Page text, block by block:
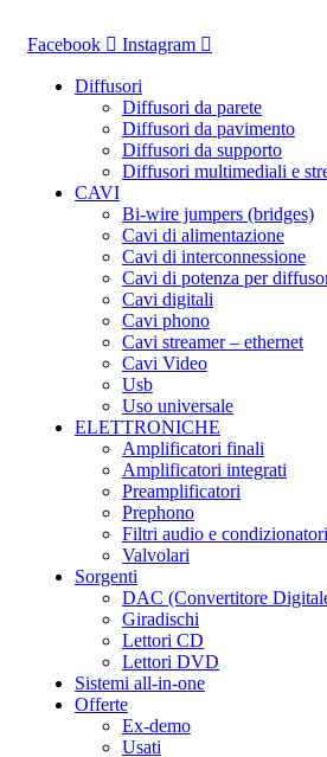
Facebook Instagram
Diffusori
Diffusori da parete
Diffusori da pavimento
Diffusori da supporto
Diffusori multimediali e
CAVI
Bi-wire jumpers (bridges)
Cavi di alimentazione
Cavi di interconnessione
Cavi di potenza per
Cavi digitali
Cavi phono
Cavi streamer – ethernet
Cavi Video
Usb
Uso universale
ELETTRONICHE
Amplificatori finali
Amplificatori integrati
Preamplificatori
Prephono
Filtri audio e
Valvolari
Sorgenti
DAC (Convertitore
Giradischi
Lettori CD
Lettori DVD
Sistemi all-in-one
Offerte
Ex-demo
Usati